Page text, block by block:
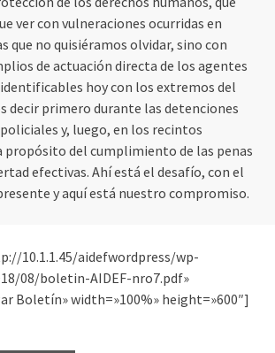
ver con vulneraciones ocurridas en
que no quisiéramos olvidar, sino con
de actuación directa de los agentes
hoy con los extremos del
decir primero durante las detenciones
y, luego, en los recintos
propósito del cumplimiento de las penas
efectivas. Ahí está el desafío, con el
y aquí está nuestro compromiso.
10.1.1.45/aidefwordpress/wp-
08/boletin-AIDEF-nro7.pdf»
Boletín» width=»100%» height=»600″]